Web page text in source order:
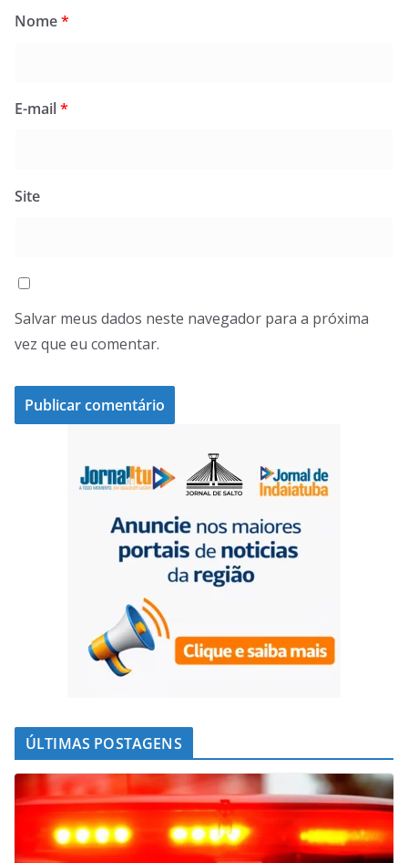
Nome*
E-mail*
Site
Salvar meus dados neste navegador para a próxima
vez que eu comentar.
ÚLTIMAS POSTAGENS